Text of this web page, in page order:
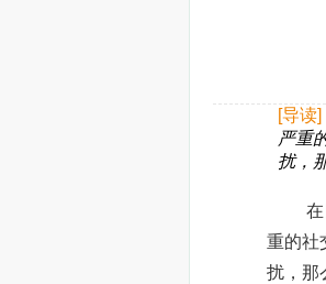
[导读]
严重
扰，
在日
重的社
扰，那